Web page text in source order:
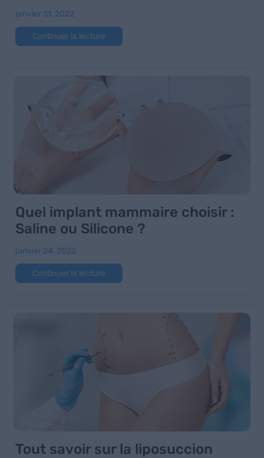
janvier 31, 2022
Continuer la lecture
Quel implant mammaire choisir :
Saline ou Silicone ?
janvier 24, 2022
Continuer la lecture
Tout savoir sur la liposuccion